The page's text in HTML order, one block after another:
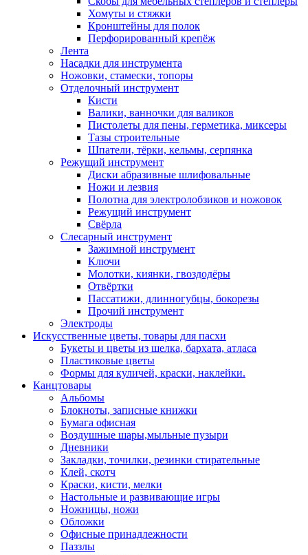
Хомуты и стяжки
Кронштейны для полок
Перфорированный крепёж
Лента
Насадки для инструмента
Ножовки, стамески, топоры
Отделочный инструмент
Кисти
Валики, ванночки для валиков
Пистолеты для пены, герметика, миксеры
Тазы строительные
Шпатели, тёрки, кельмы, серпянка
Режущий инструмент
Диски абразивные шлифовальные
Ножи и лезвия
Полотна для электролобзиков и ножовок
Режущий инструмент
Свёрла
Слесарный инструмент
Зажимной инструмент
Ключи
Молотки, киянки, гвоздодёры
Отвёртки
Пассатижи, длинногубцы, бокорезы
Прочий инструмент
Электроды
Искусственные цветы, товары для пасхи
Букеты и цветы из шелка, бархата, атласа
Пластиковые цветы
Формы для куличей, краски, наклейки.
Канцтовары
Альбомы
Блокноты, записные книжки
Бумага офисная
Воздушные шары,мыльные пузыри
Дневники
Закладки, точилки, резинки стирательные
Клей, скотч
Краски, кисти, мелки
Настольные и развивающие игры
Ножницы, ножи
Обложки
Офисные принадлежности
Паззлы